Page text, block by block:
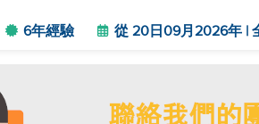
6年經驗 從 20日09月2026年 |